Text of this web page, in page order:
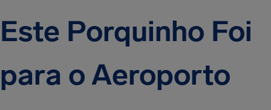
Este Porquinho Foi
para o Aeroporto